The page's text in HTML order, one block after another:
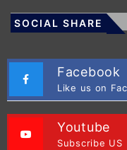
SOCIAL SHARE
Facebook
Like us on
Youtube
Subscribe US